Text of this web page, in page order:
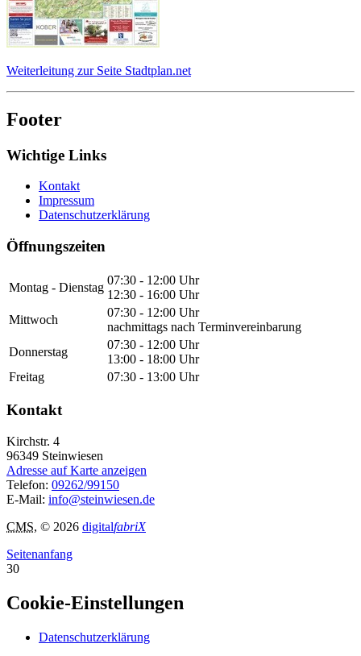
Weiterleitung zur Seite Stadtplan.net
Footer
Wichtige Links
Kontakt
Impressum
Datenschutzerklärung
Öffnungszeiten
Montag - Dienstag
07:30 - 12:00 Uhr
12:30 - 16:00 Uhr
Mittwoch
07:30 - 12:00 Uhr
nachmittags nach Terminvereinbarung
Donnerstag
07:30 - 12:00 Uhr
13:00 - 18:00 Uhr
Freitag
07:30 - 13:00 Uhr
Kontakt
Kirchstr. 4
96349 Steinwiesen
Adresse auf Karte anzeigen
Telefon: 09262/99150
E-Mail: info@steinwiesen.de
CMS, © 2026 digitalfabriX
Seitenanfang
30
Cookie-Einstellungen
Datenschutzerklärung